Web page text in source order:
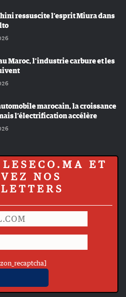
ressuscite l’esprit Miura dans
Maroc, l’industrie carbure et les
marocain, la croissance
l’électrification accélère
ET
NOS